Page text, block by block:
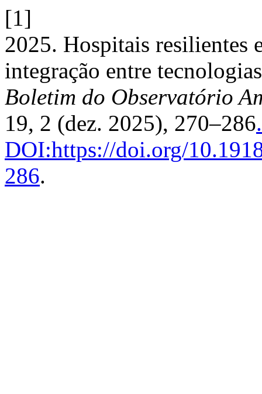
[1]
2025. Hospitais resilientes
integração entre
Boletim do Observatório
19, 2 (dez. 2025), 270–286.
DOI:https://doi.org/
286.